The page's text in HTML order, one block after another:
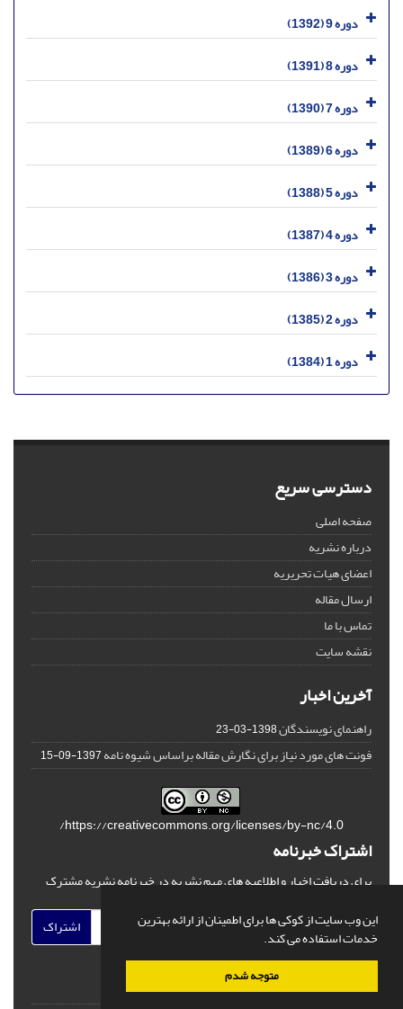
این وب سایت از کوکی ها برای اطمینان از ارائه بهترین
خدمات استفاده می کند.
متوجه شدم
دوره 9 (1392)
دوره 8 (1391)
دوره 7 (1390)
دوره 6 (1389)
دوره 5 (1388)
دوره 4 (1387)
دوره 3 (1386)
دوره 2 (1385)
دوره 1 (1384)
دسترسی سریع
صفحه اصلی
درباره نشریه
اعضای هیات تحریریه
ارسال مقاله
تماس با ما
نقشه سایت
آخرین اخبار
راهنمای نویسندگان1398-03-23
فونت های مورد نیاز برای نگارش مقاله براساس شیوه نامه1397-09-15
https://creativecommons.org/licenses/by-nc/4.0/
اشتراک خبرنامه
برای دریافت اخبار و اطلاعیه های مهم نشریه در خبرنامه نشریه مشترک
اشتراک